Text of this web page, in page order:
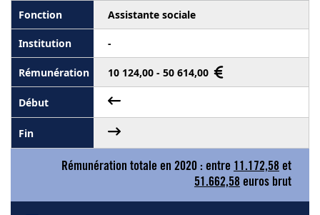
Assistante sociale
-
10 124,00 - 50 614,00
Rémunération totale en 2020 : entre 11.172,58 et
51.662,58 euros brut